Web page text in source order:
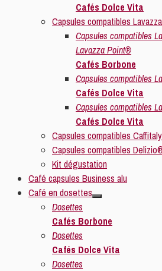
Cafés Dolce Vita
Capsules compatibles
Capsules compatibles
Lavazza Point®
Cafés Borbone
Capsules compatibles
Cafés Dolce Vita
Capsules compatibles
Cafés Dolce Vita
Capsules compatibles
Capsules compatibles
Kit dégustation
Café capsules Business alu
Café en dosettes
Dosettes
Cafés Borbone
Dosettes
Cafés Dolce Vita
Dosettes